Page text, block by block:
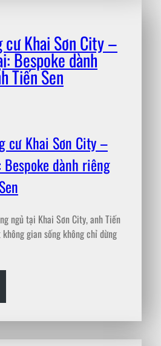
cư Khai Sơn City –
Bespoke dành
Tiến Sen
ngủ tại Khai Sơn City, anh Tiến
gian sống không chỉ dừng